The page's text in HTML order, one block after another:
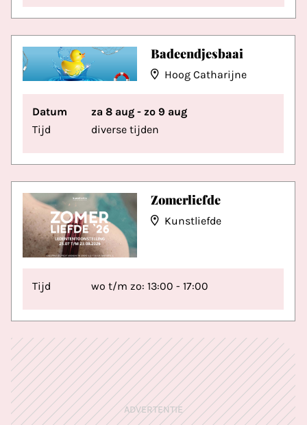
Badeendjesbaai
Hoog Catharijne
Datum
za 8 aug - zo 9 aug
Tijd
diverse tijden
Zomerliefde
Kunstliefde
Tijd wo t/m zo: 13:00 - 17:00
ADVERTENTIE